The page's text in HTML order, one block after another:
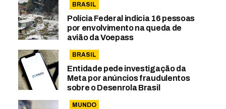
BRASIL
Polícia Federal indicia 16 pessoas
por envolvimento na queda de
avião da Voepass
BRASIL
Entidade pede investigação da
Meta por anúncios fraudulentos
sobre o Desenrola Brasil
MUNDO